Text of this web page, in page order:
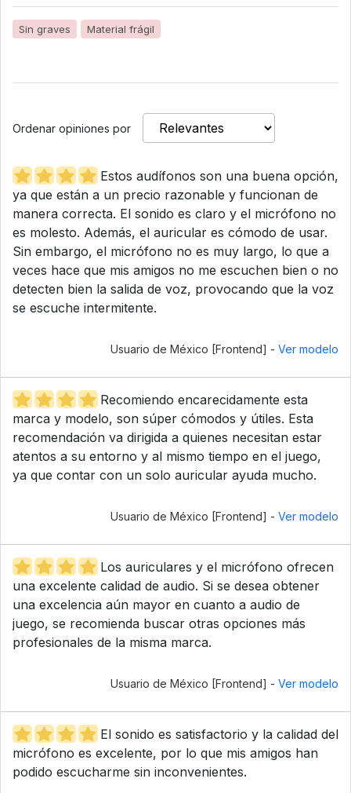
Sin graves Material frágil
Ordenar opiniones por
Estos audífonos son una buena opción,
ya que están a un precio razonable y funcionan de
manera correcta. El sonido es claro y el micrófono no
es molesto. Además, el auricular es cómodo de usar.
Sin embargo, el micrófono no es muy largo, lo que a
veces hace que mis amigos no me escuchen bien o no
detecten bien la salida de voz, provocando que la voz
se escuche intermitente.
Usuario de México [Frontend] - Ver modelo
Recomiendo encarecidamente esta
marca y modelo, son súper cómodos y útiles. Esta
recomendación va dirigida a quienes necesitan estar
atentos a su entorno y al mismo tiempo en el juego,
ya que contar con un solo auricular ayuda mucho.
Usuario de México [Frontend] - Ver modelo
Los auriculares y el micrófono ofrecen
una excelente calidad de audio. Si se desea obtener
una excelencia aún mayor en cuanto a audio de
juego, se recomienda buscar otras opciones más
profesionales de la misma marca.
Usuario de México [Frontend] - Ver modelo
El sonido es satisfactorio y la calidad del
micrófono es excelente, por lo que mis amigos han
podido escucharme sin inconvenientes.